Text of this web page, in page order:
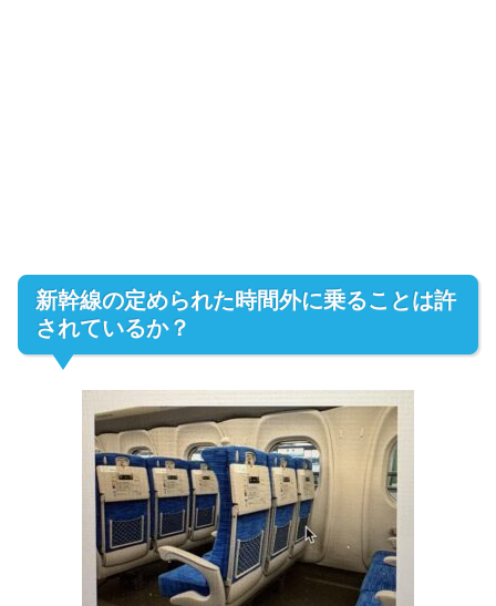
新幹線の定められた時間外に乗ることは許
されているか？